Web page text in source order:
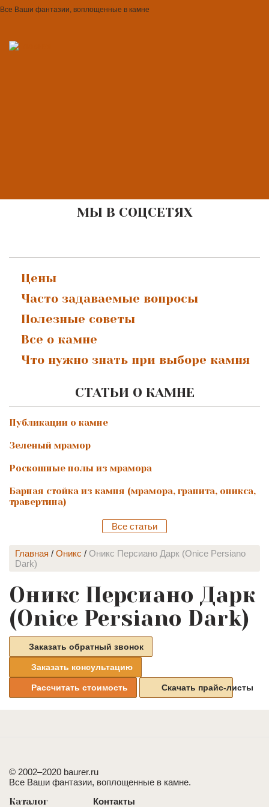
Все Ваши фантазии, воплощенные в камне
МЫ В СОЦСЕТЯХ
Цены
Часто задаваемые вопросы
Полезные советы
Все о камне
Что нужно знать при выборе камня
СТАТЬИ О КАМНЕ
Публикации о камне
Зеленый мрамор
Роскошные полы из мрамора
Барная стойка из камня (мрамора, гранита, оникса,
травертина)
Все статьи
Главная / Оникс / Оникс Персиано Дарк (Onice Persiano
Dark)
Оникс Персиано Дарк
(Onice Persiano Dark)
Заказать обратный звонок
Заказать консультацию
Рассчитать стоимость Скачать прайс-листы
© 2002–2020 baurer.ru
Все Ваши фантазии, воплощенные в камне.
Контакты
Каталог